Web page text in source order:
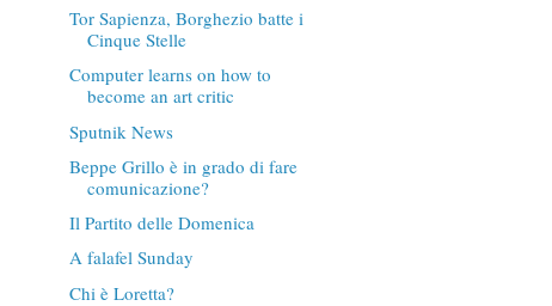
Tor Sapienza, Borghezio batte i
Cinque Stelle
Computer learns on how to
become an art critic
Sputnik News
Beppe Grillo è in grado di fare
comunicazione?
Il Partito delle Domenica
A falafel Sunday
Chi è Loretta?